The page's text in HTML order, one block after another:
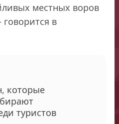
местных воров
в
которые
туристов